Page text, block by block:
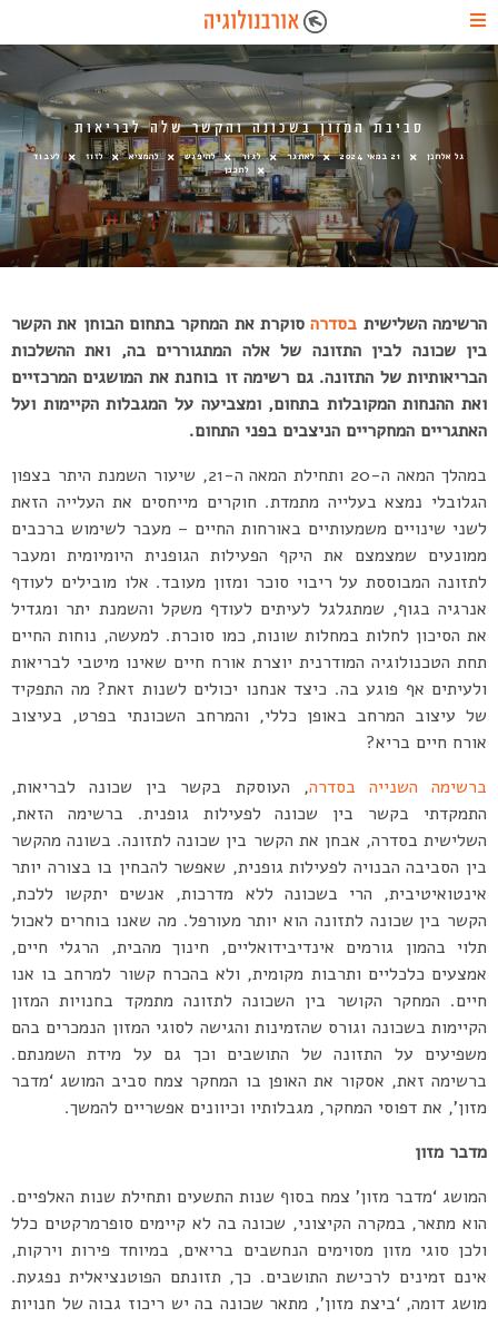
סביבת המזון בשכונה והקשר שלה לבריאות
גל אלחנן 21 במאי 2024 לאתגר לגור להיפגש להמציא לזוז
לעבוד
לתכנן
הרשימה השלישית בסדרהסוקרת את המחקר בתחום הבוחן את הקשר
בין שכונה לבין התזונה של אלה המתגוררים בה, ואת ההשלכות
הבריאותיות של התזונה. גם רשימה זו בוחנת את המושגים המרכזיים
ואת ההנחות המקובלות בתחום, ומצביעה על המגבלות הקיימות ועל
האתגריים המחקריים הניצבים בפני התחום.
במהלך המאה ה-20 ותחילת המאה ה-21, שיעור השמנת היתר בצפון
הגלובלי נמצא בעלייה מתמדת. חוקרים מייחסים את העלייה הזאת
לשני שינויים משמעותיים באורחות החיים – מעבר לשימוש ברכבים
ממונעים שמצמצם את היקף הפעילות הגופנית היומיומית ומעבר
לתזונה המבוססת על ריבוי סוכר ומזון מעובד. אלו מובילים לעודף
אנרגיה בגוף, שמתגלגל לעיתים לעודף משקל והשמנת יתר ומגדיל
את הסיכון לחלות במחלות שונות, כמו סוכרת. למעשה, נוחות החיים
תחת הטכנולוגיה המודרנית יוצרת אורח חיים שאינו מיטבי לבריאות
ולעיתים אף פוגע בה. כיצד אנחנו יכולים לשנות זאת? מה התפקיד
של עיצוב המרחב באופן כללי, והמרחב השכונתי בפרט, בעיצוב
אורח חיים בריא?
ברשימה השנייה בסדרה, העוסקת בקשר בין שכונה לבריאות,
התמקדתי בקשר בין שכונה לפעילות גופנית. ברשימה הזאת,
השלישית בסדרה, אבחן את הקשר בין שכונה לתזונה. בשונה מהקשר
בין הסביבה הבנויה לפעילות גופנית, שאפשר להבחין בו בצורה יותר
אינטואיטיבית, הרי בשכונה ללא מדרכות, אנשים יתקשו ללכת,
הקשר בין שכונה לתזונה הוא יותר מעורפל. מה שאנו בוחרים לאכול
תלוי בהמון גורמים אינדיבידואליים, חינוך מהבית, הרגלי חיים,
אמצעים כלכליים ותרבות מקומית, ולא בהכרח קשור למרחב בו אנו
חיים. המחקר הקושר בין השכונה לתזונה מתמקד בחנויות המזון
הקיימות בשכונה וגורס שהזמינות והגישה לסוגי המזון הנמכרים בהם
משפיעים על התזונה של התושבים וכך גם על מידת השמנתם.
ברשימה זאת, אסקור את האופן בו המחקר צמח סביב המושג ‘מדבר
מזון’, את דפוסי המחקר, מגבלותיו וכיוונים אפשריים להמשך.
מדבר מזון
המושג ‘מדבר מזון’ צמח בסוף שנות התשעים ותחילת שנות האלפיים.
הוא מתאר, במקרה הקיצוני, שכונה בה לא קיימים סופרמרקטים כלל
ולכן סוגי מזון מסוימים הנחשבים בריאים, במיוחד פירות וירקות,
אינם זמינים לרכישת התושבים. כך, תזונתם הפוטנציאלית נפגעת.
מושג דומה, ‘ביצת מזון’, מתאר שכונה בה יש ריכוז גבוה של חנויות